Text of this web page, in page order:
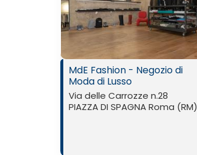
MdE Fashion - Negozio di
Moda di Lusso
Via delle Carrozze n.28
PIAZZA DI SPAGNA Roma (RM)